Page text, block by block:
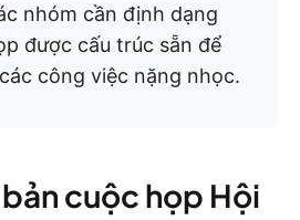
nhóm cần định dạng
được cấu trúc sẵn để
công việc nặng nhọc.
cuộc họp Hội